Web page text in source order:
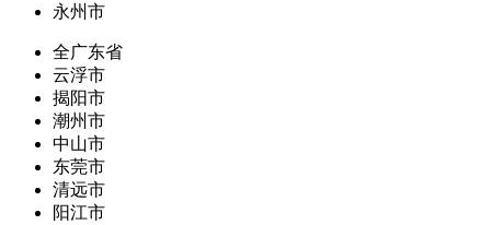
永州市
全广东省
云浮市
揭阳市
潮州市
中山市
东莞市
清远市
阳江市